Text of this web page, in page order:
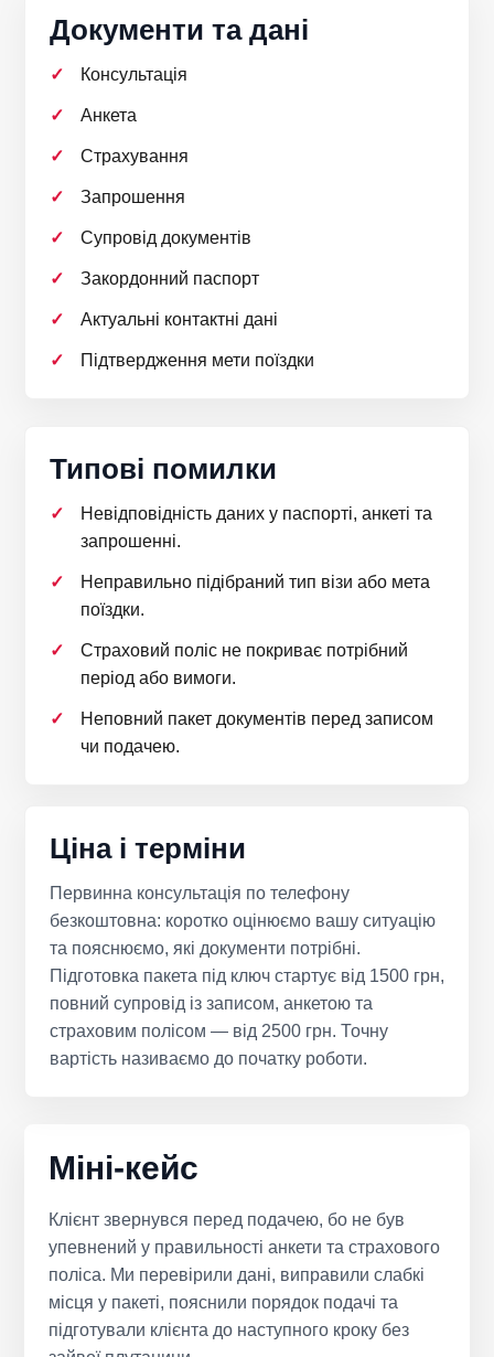
Документи та дані
Консультація
Анкета
Страхування
Запрошення
Супровід документів
Закордонний паспорт
Актуальні контактні дані
Підтвердження мети поїздки
Типові помилки
Невідповідність даних у паспорті, анкеті та
запрошенні.
Неправильно підібраний тип візи або мета
поїздки.
Страховий поліс не покриває потрібний
період або вимоги.
Неповний пакет документів перед записом
чи подачею.
Ціна і терміни
Первинна консультація по телефону
безкоштовна: коротко оцінюємо вашу ситуацію
та пояснюємо, які документи потрібні.
Підготовка пакета під ключ стартує від 1500 грн,
повний супровід із записом, анкетою та
страховим полісом — від 2500 грн. Точну
вартість називаємо до початку роботи.
Міні-кейс
Клієнт звернувся перед подачею, бо не був
упевнений у правильності анкети та страхового
поліса. Ми перевірили дані, виправили слабкі
місця у пакеті, пояснили порядок подачі та
підготували клієнта до наступного кроку без